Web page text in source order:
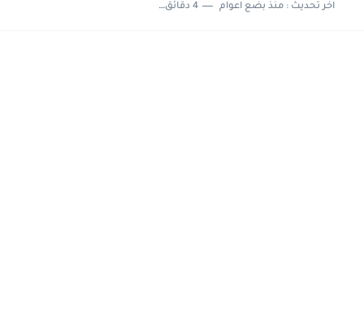
اخر تحديث :منذ بضع اعوام 4 دقائق للقراءة